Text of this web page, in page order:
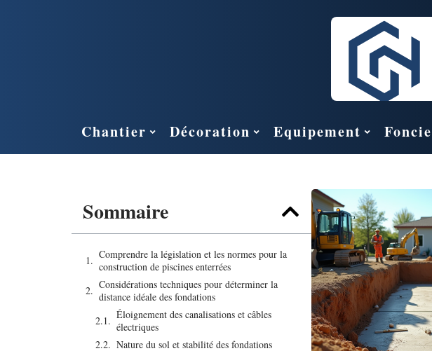
Chantier Décoration Equipement
Sommaire
Comprendre la législation et les normes pour la
construction de piscines enterrées
Considérations techniques pour déterminer la
distance idéale des fondations
Éloignement des canalisations et câbles
électriques
Nature du sol et stabilité des fondations